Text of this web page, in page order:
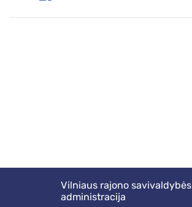
Vilniaus rajono savivaldybės
administracija